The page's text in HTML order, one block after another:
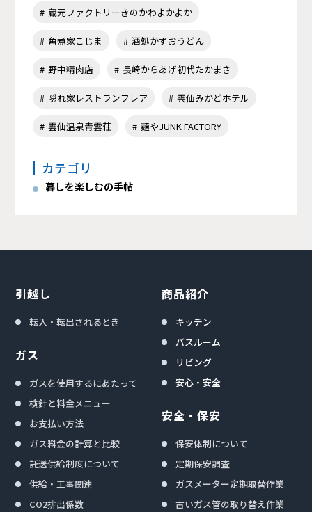
蔵元ファクトリーきのかわよかよか
角煮家こじま 酒処かずおうどん
野中精肉店 長崎からあげ初代たかまさ
隠れ家レストランフレア 雲仙みかどホテル
雲仙温泉青雲荘 麺やJUNK FACTORY
カテゴリ
暮しを楽しむの手帖
引越し
転入・転出されるとき
ガス
ガスを使用するにあたって
検針と料金メニュー
お支払い方法
ガス料金の計算と比較
託送供給制度について
供給・工事関連
CO2排出係数
商品紹介
キッチン
バスルーム
リビング
安心・安全
安全・保安
保安体制について
定期保安調査
ガスメーター定期取替作業
古いガス管の取り替え作業